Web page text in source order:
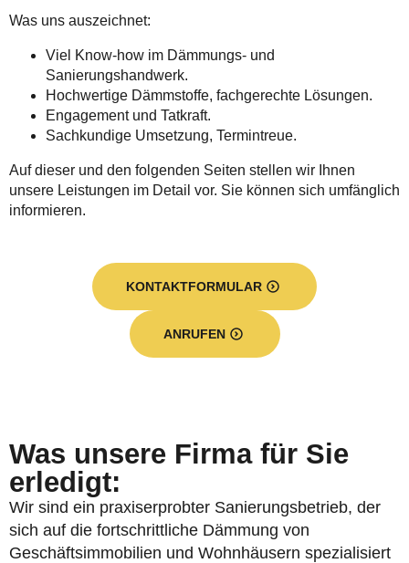
Was uns auszeichnet:
Viel Know-how im Dämmungs- und
Sanierungshandwerk.
Hochwertige Dämmstoffe, fachgerechte Lösungen.
Engagement und Tatkraft.
Sachkundige Umsetzung, Termintreue.
Auf dieser und den folgenden Seiten stellen wir Ihnen
unsere Leistungen im Detail vor. Sie können sich umfänglich
informieren.
KONTAKTFORMULAR
ANRUFEN
Was unsere Firma für Sie
erledigt:
Wir sind ein praxiserprobter Sanierungsbetrieb, der
sich auf die fortschrittliche Dämmung von
Geschäftsimmobilien und Wohnhäusern spezialisiert